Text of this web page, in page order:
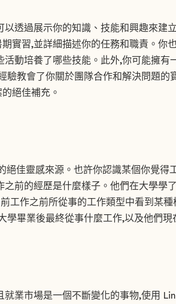
以透過展示你的知識、技能和興趣來建
實習,並詳細描述你的任務和職責。你
動培養了哪些技能。此外,你可能擁有
驗教會了你關於團隊合作和解決問題的
絕佳補充。
佳靈感來源。也許你認識某個你覺得
前的經歷是什麼樣子。他們在大學學
工作之前所從事的工作類型中看到某
學畢業後最終從事什麼工作,以及他們現
就業市場是一個不斷變化的事物,使用